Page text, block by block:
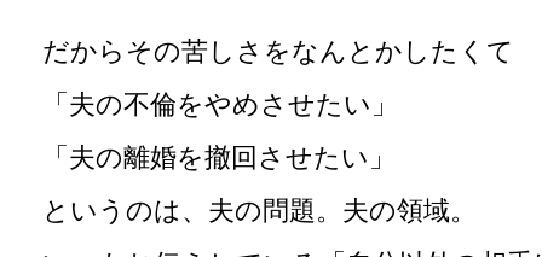
だからその苦しさをなんとかしたくて
「夫の不倫をやめさせたい」
「夫の離婚を撤回させたい」
というのは、夫の問題。夫の領域。